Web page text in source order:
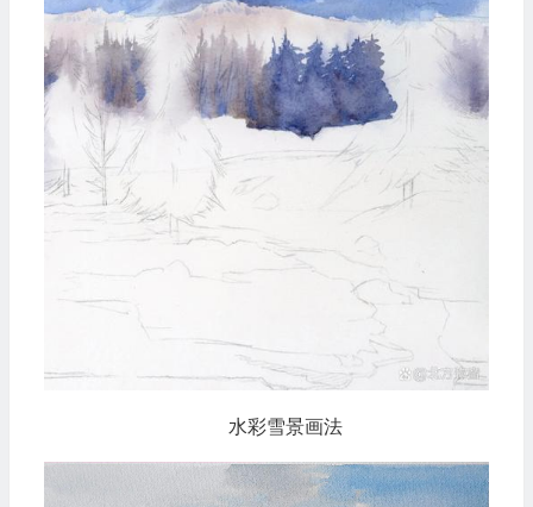
水彩雪景画法